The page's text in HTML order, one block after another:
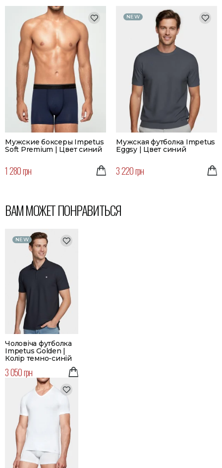
Мужские боксеры Impetus
Soft Premium | Цвет синий
1 280 грн
NEW
Мужская футболка Impetus
Eggsy | Цвет синий
3 220 грн
ВАМ МОЖЕТ ПОНРАВИТЬСЯ
NEW
Чоловіча футболка
Impetus Golden |
Колір темно-синій
3 050 грн